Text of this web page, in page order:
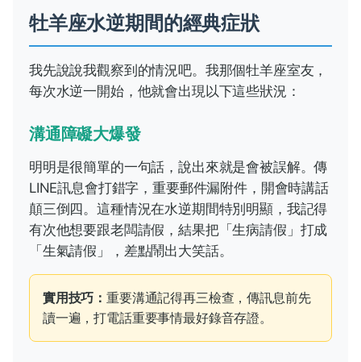
牡羊座水逆期間的經典症狀
我先說說我觀察到的情況吧。我那個牡羊座室友，
每次水逆一開始，他就會出現以下這些狀況：
溝通障礙大爆發
明明是很簡單的一句話，說出來就是會被誤解。傳
LINE訊息會打錯字，重要郵件漏附件，開會時講話
顛三倒四。這種情況在水逆期間特別明顯，我記得
有次他想要跟老闆請假，結果把「生病請假」打成
「生氣請假」，差點鬧出大笑話。
實用技巧：重要溝通記得再三檢查，傳訊息前先
讀一遍，打電話重要事情最好錄音存證。